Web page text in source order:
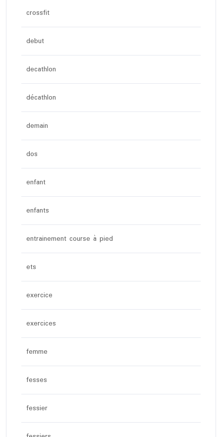
crossfit
debut
decathlon
décathlon
demain
dos
enfant
enfants
entrainement course à pied
ets
exercice
exercices
femme
fesses
fessier